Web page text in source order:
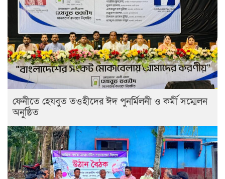
ফেনীতে হেযবুত তওহীদের ঈদ পুনর্মিলনী ও কর্মী সম্মেলন
অনুষ্ঠিত